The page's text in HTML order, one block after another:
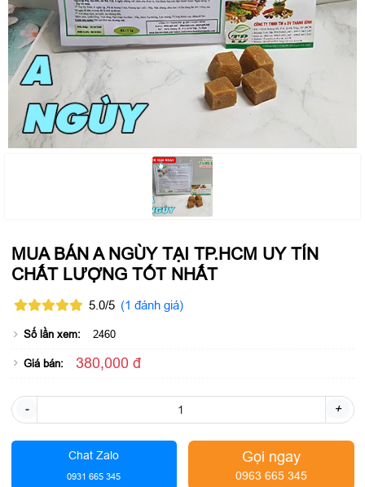
MUA BÁN A NGÙY TẠI TP.HCM UY TÍN
CHẤT LƯỢNG TỐT NHẤT
5.0/5 (1 đánh giá)
Số lần xem: 2460
Giá bán: 380,000 đ
- +
Chat Zalo
0931 665 345
Gọi ngay
0963 665 345